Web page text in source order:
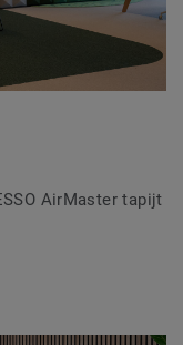
AirMaster tapijt